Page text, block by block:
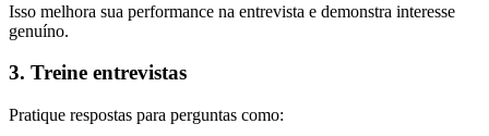
Isso melhora sua performance na entrevista e demonstra interesse
genuíno.
3. Treine entrevistas
Pratique respostas para perguntas como: